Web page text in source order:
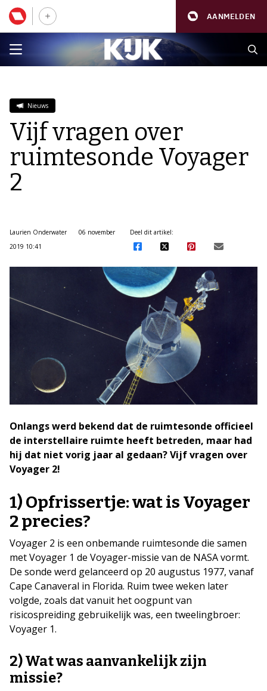
AANMELDEN
Nieuws
Vijf vragen over
ruimtesonde Voyager
2
Laurien Onderwater
06 november
2019 10:41
Deel dit artikel:
Onlangs werd bekend dat de ruimtesonde officieel
de interstellaire ruimte heeft betreden, maar had
hij dat niet vorig jaar al gedaan? Vijf vragen over
Voyager 2!
1) Opfrissertje: wat is Voyager
2 precies?
Voyager 2 is een onbemande ruimtesonde die samen
met Voyager 1 de Voyager-missie van de NASA vormt.
De sonde werd gelanceerd op 20 augustus 1977, vanaf
Cape Canaveral in Florida. Ruim twee weken later
volgde, zoals dat vanuit het oogpunt van
risicospreiding gebruikelijk was, een tweelingbroer:
Voyager 1.
2) Wat was aanvankelijk zijn
missie?